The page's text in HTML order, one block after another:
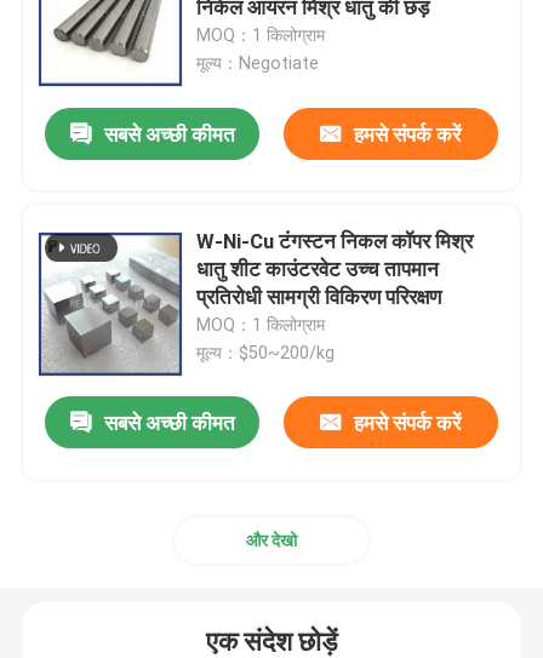
टाइटेनियम उत्पाद
जिरकोनियम उत्पाद
निकेल आयरन मिश्र धातु की छड़
MOQ：1 किलोग्राम
मूल्य：Negotiate
सबसे अच्छी कीमत हमसे संपर्क करें
W-Ni-Cu टंगस्टन निकल कॉपर मिश्र
धातु शीट काउंटरवेट उच्च तापमान
प्रतिरोधी सामग्री विकिरण परिरक्षण
MOQ：1 किलोग्राम
मूल्य：$50~200/kg
सबसे अच्छी कीमत हमसे संपर्क करें
और देखो
एक संदेश छोड़ें